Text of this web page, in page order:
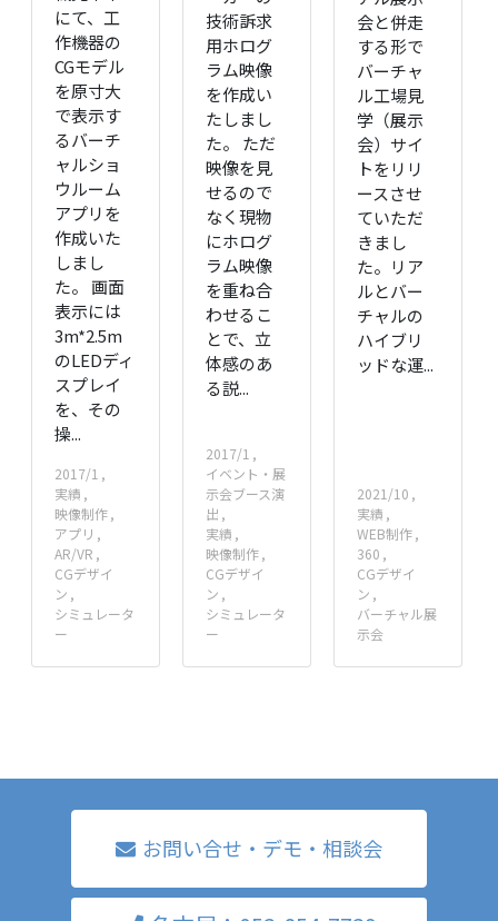
にて、工
作機器の
CGモデル
を原寸大
で表示す
るバーチ
ャルショ
ウルーム
アプリを
作成いた
しまし
た。 画面
表示には
3m*2.5m
のLEDディ
スプレイ
を、その
操...
2017/1
実績
映像制作
アプリ
AR/VR
CGデザイ
ン
シミュレータ
ー
技術訴求
用ホログ
ラム映像
を作成い
たしまし
た。 ただ
映像を見
せるので
なく現物
にホログ
ラム映像
を重ね合
わせるこ
とで、立
体感のあ
る説...
2017/1
イベント・展
示会ブース演
出
実績
映像制作
CGデザイ
ン
シミュレータ
ー
会と併走
する形で
バーチャ
ル工場見
学（展示
会）サイ
トをリリ
ースさせ
ていただ
きまし
た。リア
ルとバー
チャルの
ハイブリ
ッドな運...
2021/10
実績
WEB制作
360
CGデザイ
ン
バーチャル展
示会
お問い合せ・デモ・相談会